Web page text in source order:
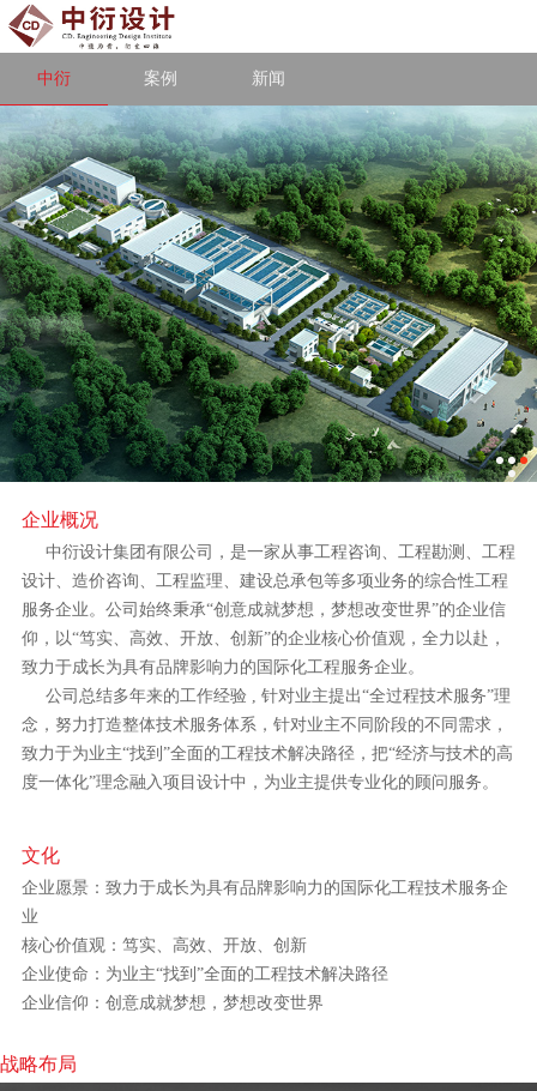
中衍 案例 新闻
企业概况
中衍设计集团有限公司，是一家从事工程咨询、工程勘测、工程
设计、造价咨询、工程监理、建设总承包等多项业务的综合性工程
服务企业。公司始终秉承“创意成就梦想，梦想改变世界”的企业信
仰，以“笃实、高效、开放、创新”的企业核心价值观，全力以赴，
致力于成长为具有品牌影响力的国际化工程服务企业。
公司总结多年来的工作经验 , 针对业主提出“全过程技术服务”理
念，努力打造整体技术服务体系，针对业主不同阶段的不同需求，
致力于为业主“找到”全面的工程技术解决路径，把“经济与技术的高
度一体化”理念融入项目设计中，为业主提供专业化的顾问服务。
文化
企业愿景：致力于成长为具有品牌影响力的国际化工程技术服务企
业
核心价值观：笃实、高效、开放、创新
企业使命：为业主“找到”全面的工程技术解决路径
企业信仰：创意成就梦想，梦想改变世界
战略布局